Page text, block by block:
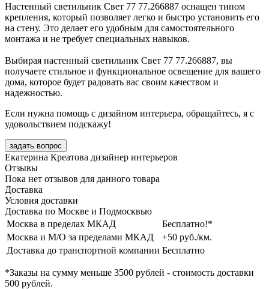
Настенный светильник Свет 77 77.266887 оснащен типом
крепления, который позволяет легко и быстро установить его
на стену. Это делает его удобным для самостоятельного
монтажа и не требует специальных навыков.
Выбирая настенный светильник Свет 77 77.266887, вы
получаете стильное и функциональное освещение для вашего
дома, которое будет радовать вас своим качеством и
надежностью.
Если нужна помощь с дизайном интерьера, обращайтесь, я с
удовольствием подскажу!
задать вопрос
Екатерина Креатова дизайнер интерьеров
Отзывы
Пока нет отзывов для данного товара
Доставка
Условия доставки
Доставка по Москве и Подмосквью
Москва в пределах МКАД
Бесплатно!*
Москва и М/О за пределами МКАД
+50 руб./км.
Доставка до транспортной компании Бесплатно
*Заказы на сумму меньше 3500 рублей - стоимость доставки
500 рублей.